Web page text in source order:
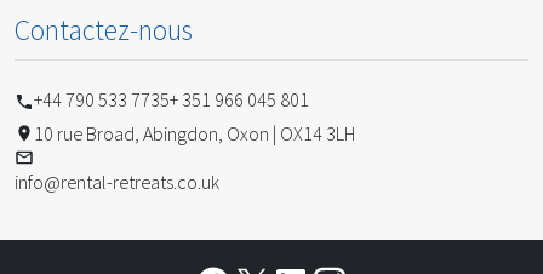
Contactez-nous
+44 790 533 7735+ 351 966 045 801
10 rue Broad, Abingdon, Oxon | OX14 3LH
info@rental-retreats.co.uk